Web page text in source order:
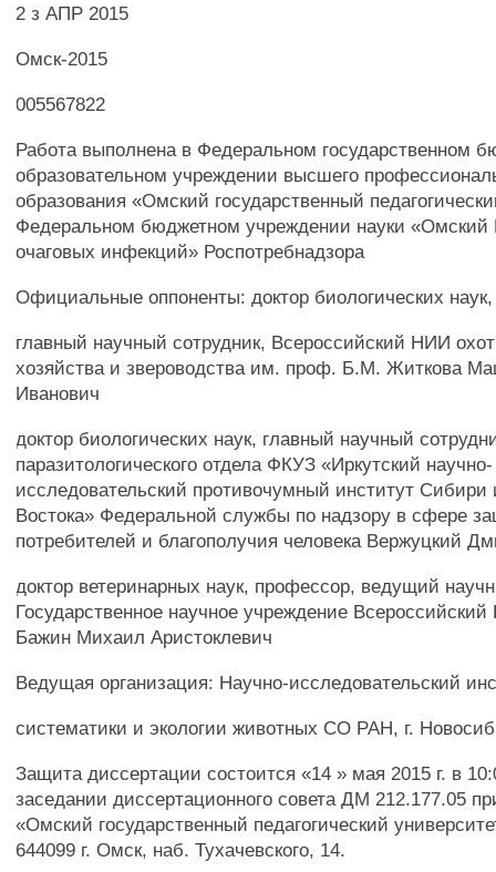
2 з АПР 2015
Омск-2015
005567822
Работа выполнена в Федеральном государственном
образовательном учреждении высшего
образования «Омский государственный
Федеральном бюджетном учреждении науки
очаговых инфекций» Роспотребнадзора
Официальные оппоненты: доктор биологических
главный научный сотрудник, Всероссийский НИИ
хозяйства и звероводства им. проф. Б.М. Житкова
Иванович
доктор биологических наук, главный научный
паразитологического отдела ФКУЗ «Иркутский научно-
исследовательский противочумный институт Сибири
Востока» Федеральной службы по надзору в сфере
потребителей и благополучия человека Вержуцкий
доктор ветеринарных наук, профессор, ведущий
Государственное научное учреждение
Бажин Михаил Аристоклевич
Ведущая организация: Научно-исследовательский
систематики и экологии животных СО РАН, г.
Защита диссертации состоится «14 » мая 2015 г. в
заседании диссертационного совета ДМ 212.177.05
«Омский государственный педагогический
644099 г. Омск, наб. Тухачевского, 14.